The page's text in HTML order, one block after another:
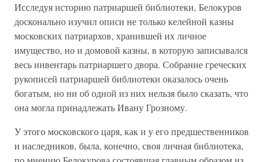
Исследуя историю патриаршей библиотеки, Белокуров
досконально изучил описи не только келейной казны
московских патриархов, хранившей их личное
имущество, но и домовой казны, в которую записывался
весь инвентарь патриаршего двора. Собрание греческих
рукописей патриаршей библиотеки оказалось очень
богатым, но ни об одной из них нельзя было сказать, что
она могла принадлежать Ивану Грозному.
У этого московского царя, как и у его предшественников
и наследников, была, конечно, своя личная библиотека,